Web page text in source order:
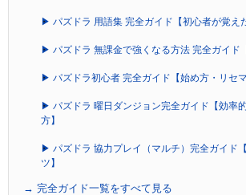
▶ パズドラ 用語集 完全ガイド【初心者が覚え
▶ パズドラ 無課金で強くなる方法 完全ガイド
▶ パズドラ初心者 完全ガイド【始め方・リセ
▶ パズドラ 曜日ダンジョン完全ガイド【効率
方】
▶ パズドラ 協力プレイ（マルチ）完全ガイド
ツ】
→ 完全ガイド一覧をすべて見る